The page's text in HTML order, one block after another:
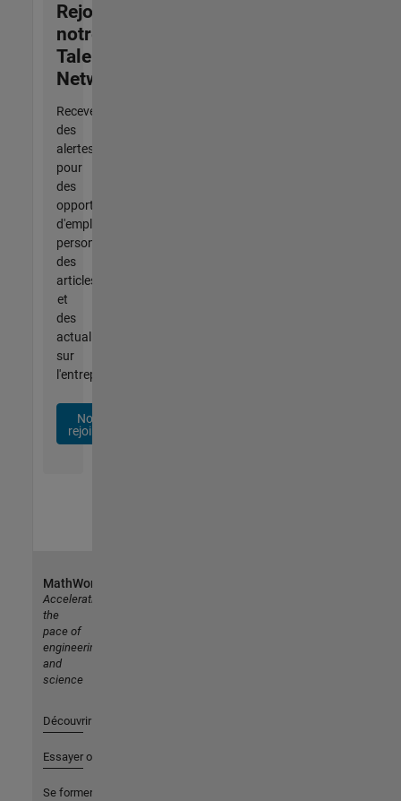
Rejoignez
notre
Talent
Network
Recevez
des
alertes
pour
des
opportunités
d'emploi
personnalisées,
des
articles
et
des
actualités
sur
l'entreprise.
Nous
rejoindre
MathWorks
Accelerating
the
pace of
engineering
and
science
Découvrir les produits
Essayer ou acheter
Se former